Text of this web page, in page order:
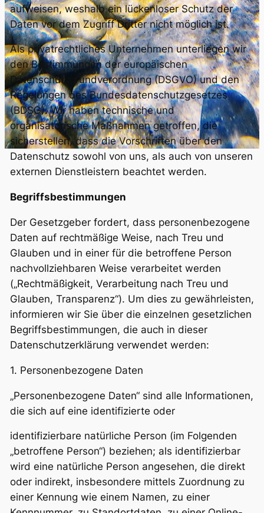
aufweisen, weshalb ein lückenloser Schutz der
Daten vor dem Zugriff Dritter nicht möglich ist.
Als privatrechtliches Unternehmen unterliegen wir
den Bestimmungen der europäischen
Datenschutzgrundverordnung (DSGVO) und den
Regelungen des Bundesdatenschutzgesetzes
(BDSG). Wir haben technische und
organisatorische Maßnahmen getroffen, die
sicherstellen, dass die Vorschriften über den
Datenschutz sowohl von uns, als auch von unseren
externen Dienstleistern beachtet werden.
Begriffsbestimmungen
Der Gesetzgeber fordert, dass personenbezogene
Daten auf rechtmäßige Weise, nach Treu und
Glauben und in einer für die betroffene Person
nachvollziehbaren Weise verarbeitet werden
(„Rechtmäßigkeit, Verarbeitung nach Treu und
Glauben, Transparenz“). Um dies zu gewährleisten,
informieren wir Sie über die einzelnen gesetzlichen
Begriffsbestimmungen, die auch in dieser
Datenschutzerklärung verwendet werden:
1. Personenbezogene Daten
„Personenbezogene Daten“ sind alle Informationen,
die sich auf eine identifizierte oder
identifizierbare natürliche Person (im Folgenden
„betroffene Person“) beziehen; als identifizierbar
wird eine natürliche Person angesehen, die direkt
oder indirekt, insbesondere mittels Zuordnung zu
einer Kennung wie einem Namen, zu einer